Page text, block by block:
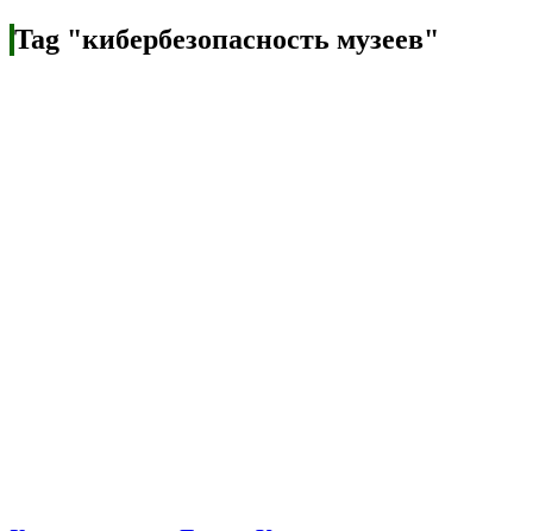
Tag "кибербезопасность музеев"